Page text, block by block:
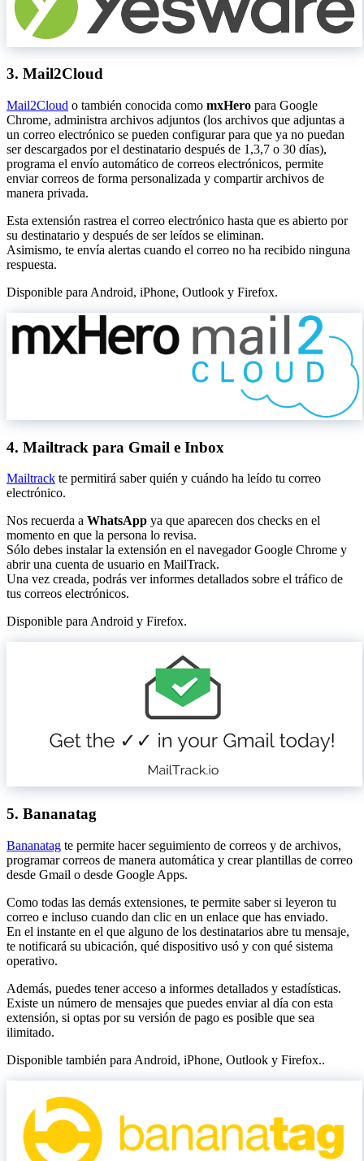
3. Mail2Cloud
Mail2Cloud o también conocida como mxHero para Google
Chrome, administra archivos adjuntos (los archivos que adjuntas a
un correo electrónico se pueden configurar para que ya no puedan
ser descargados por el destinatario después de 1,3,7 o 30 días),
programa el envío automático de correos electrónicos, permite
enviar correos de forma personalizada y compartir archivos de
manera privada.
Esta extensión rastrea el correo electrónico hasta que es abierto por
su destinatario y después de ser leídos se eliminan.
Asimismo, te envía alertas cuando el correo no ha recibido ninguna
respuesta.
Disponible para Android, iPhone, Outlook y Firefox.
4. Mailtrack para Gmail e Inbox
Mailtrack te permitirá saber quién y cuándo ha leído tu correo
electrónico.
Nos recuerda a WhatsApp ya que aparecen dos checks en el
momento en que la persona lo revisa.
Sólo debes instalar la extensión en el navegador Google Chrome y
abrir una cuenta de usuario en MailTrack.
Una vez creada, podrás ver informes detallados sobre el tráfico de
tus correos electrónicos.
Disponible para Android y Firefox.
5. Bananatag
Bananatag te permite hacer seguimiento de correos y de archivos,
programar correos de manera automática y crear plantillas de correo
desde Gmail o desde Google Apps.
Como todas las demás extensiones, te permite saber si leyeron tu
correo e incluso cuando dan clic en un enlace que has enviado.
En el instante en el que alguno de los destinatarios abre tu mensaje,
te notificará su ubicación, qué dispositivo usó y con qué sistema
operativo.
Además, puedes tener acceso a informes detallados y estadísticas.
Existe un número de mensajes que puedes enviar al día con esta
extensión, si optas por su versión de pago es posible que sea
ilimitado.
Disponible también para Android, iPhone, Outlook y Firefox..